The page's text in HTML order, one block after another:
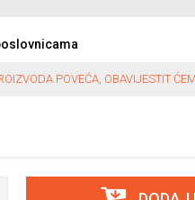
POVEĆA, OBAVIJESTIT